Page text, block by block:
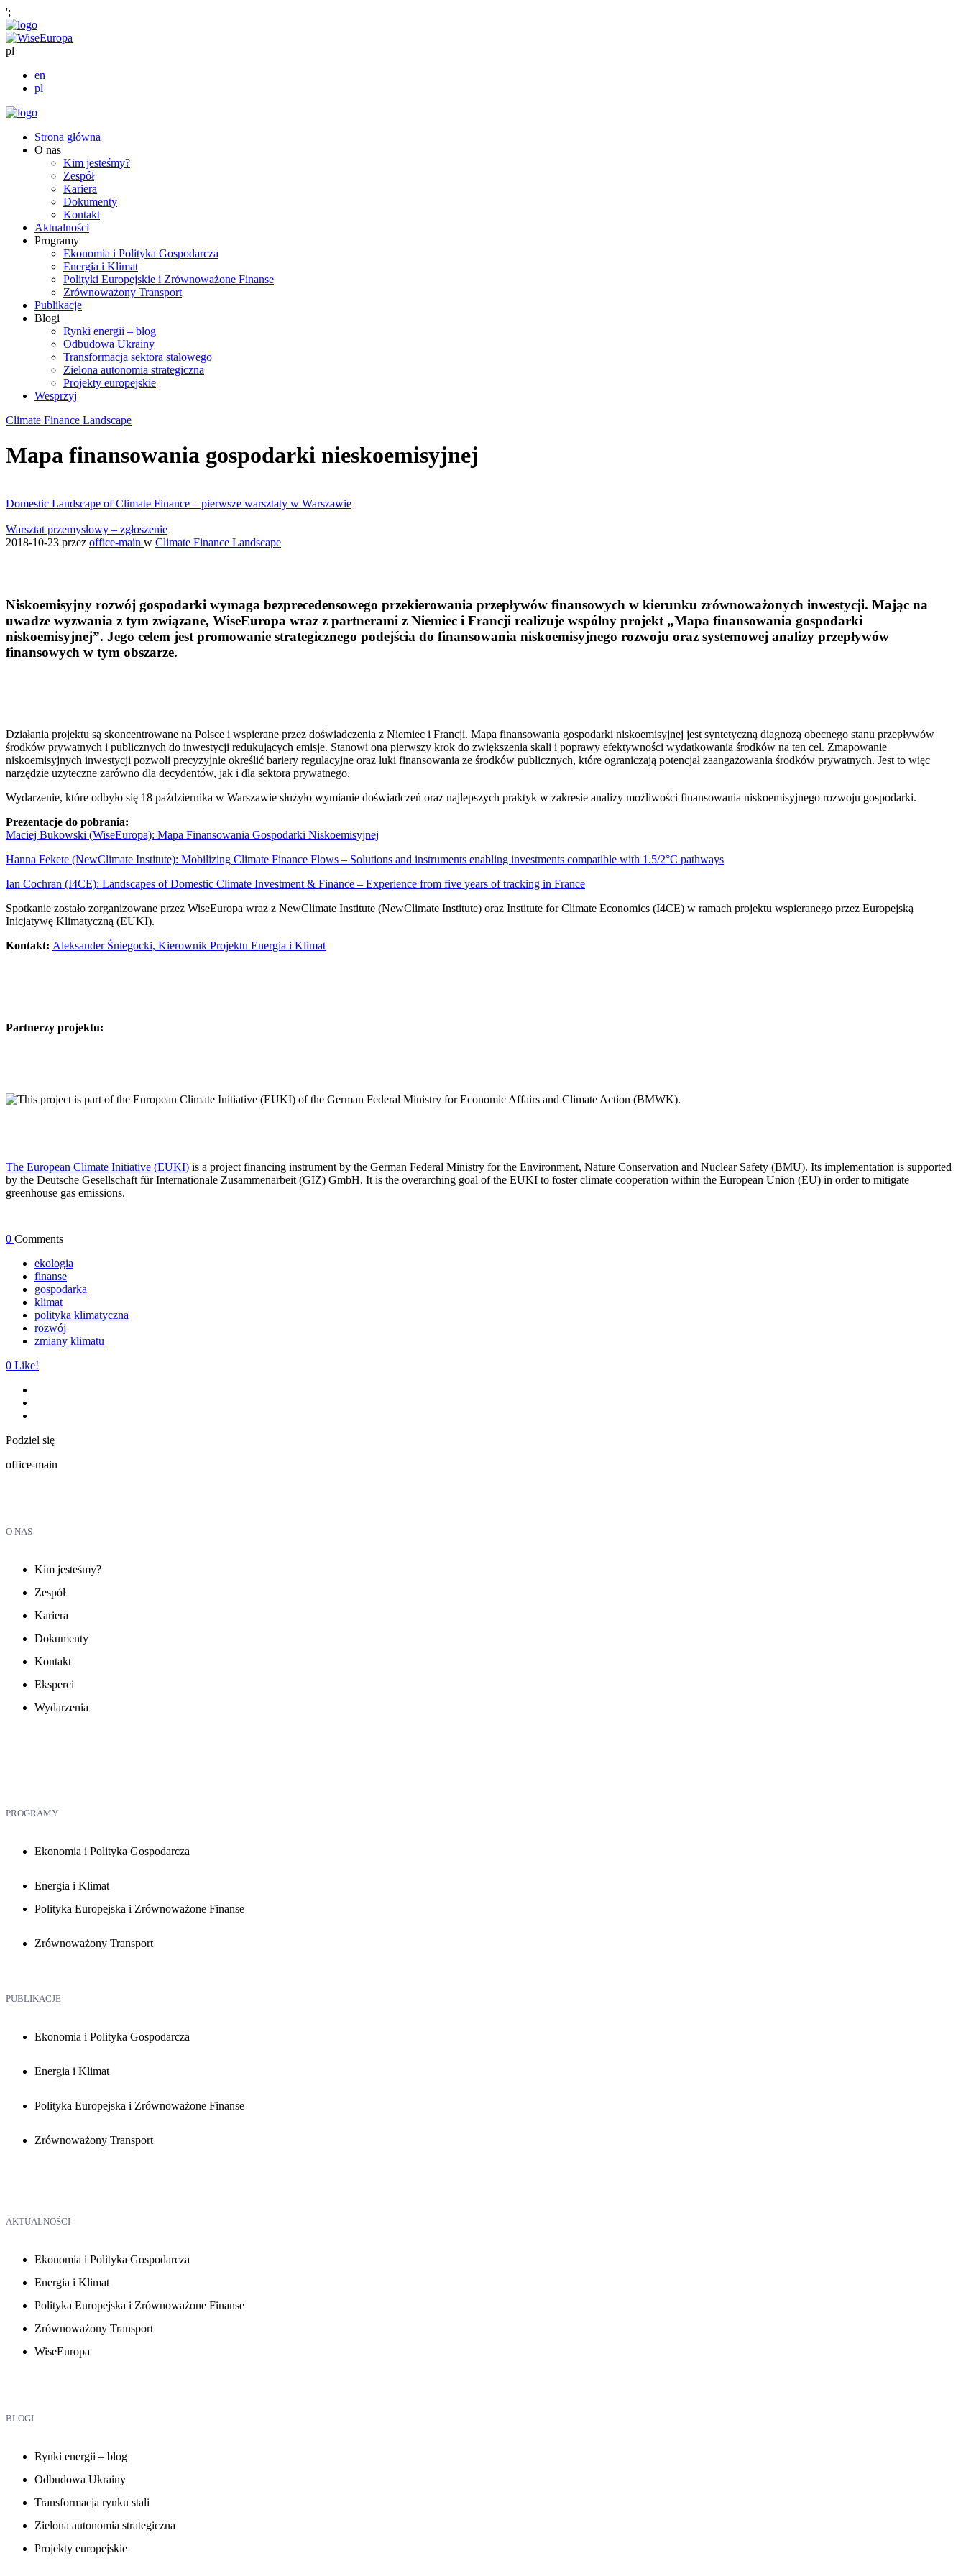
';
pl
en
pl
Strona główna
O nas
Kim jesteśmy?
Zespół
Kariera
Dokumenty
Kontakt
Aktualności
Programy
Ekonomia i Polityka Gospodarcza
Energia i Klimat
Polityki Europejskie i Zrównoważone Finanse
Zrównoważony Transport
Publikacje
Blogi
Rynki energii – blog
Odbudowa Ukrainy
Transformacja sektora stalowego
Zielona autonomia strategiczna
Projekty europejskie
Wesprzyj
Climate Finance Landscape
Mapa finansowania gospodarki nieskoemisyjnej
Domestic Landscape of Climate Finance – pierwsze warsztaty w Warszawie
Warsztat przemysłowy – zgłoszenie
2018-10-23 przez office-main w Climate Finance Landscape
Niskoemisyjny rozwój gospodarki wymaga bezprecedensowego przekierowania przepływów finansowych w kierunku zrównoważonych inwestycji. Mając na
uwadze wyzwania z tym związane, WiseEuropa wraz z partnerami z Niemiec i Francji realizuje wspólny projekt „Mapa finansowania gospodarki
niskoemisyjnej”. Jego celem jest promowanie strategicznego podejścia do finansowania niskoemisyjnego rozwoju oraz systemowej analizy przepływów
finansowych w tym obszarze.
Działania projektu są skoncentrowane na Polsce i wspierane przez doświadczenia z Niemiec i Francji. Mapa finansowania gospodarki niskoemisyjnej jest syntetyczną diagnozą obecnego stanu przepływów
środków prywatnych i publicznych do inwestycji redukujących emisje. Stanowi ona pierwszy krok do zwiększenia skali i poprawy efektywności wydatkowania środków na ten cel. Zmapowanie
niskoemisyjnych inwestycji pozwoli precyzyjnie określić bariery regulacyjne oraz luki finansowania ze środków publicznych, które ograniczają potencjał zaangażowania środków prywatnych. Jest to więc
narzędzie użyteczne zarówno dla decydentów, jak i dla sektora prywatnego.
Wydarzenie, które odbyło się 18 października w Warszawie służyło wymianie doświadczeń oraz najlepszych praktyk w zakresie analizy możliwości finansowania niskoemisyjnego rozwoju gospodarki.
Prezentacje do pobrania:
Maciej Bukowski (WiseEuropa): Mapa Finansowania Gospodarki Niskoemisyjnej
Hanna Fekete (NewClimate Institute): Mobilizing Climate Finance Flows – Solutions and instruments enabling investments compatible with 1.5/2°C pathways
Ian Cochran (I4CE): Landscapes of Domestic Climate Investment & Finance – Experience from five years of tracking in France
Spotkanie zostało zorganizowane przez WiseEuropa wraz z NewClimate Institute (NewClimate Institute) oraz Institute for Climate Economics (I4CE) w ramach projektu wspieranego przez Europejską
Inicjatywę Klimatyczną (EUKI).
Kontakt: Aleksander Śniegocki, Kierownik Projektu Energia i Klimat
Partnerzy projektu:
The European Climate Initiative (EUKI) is a project financing instrument by the German Federal Ministry for the Environment, Nature Conservation and Nuclear Safety (BMU). Its implementation is supported
by the Deutsche Gesellschaft für Internationale Zusammenarbeit (GIZ) GmbH. It is the overarching goal of the EUKI to foster climate cooperation within the European Union (EU) in order to mitigate
greenhouse gas emissions.
0 Comments
ekologia
finanse
gospodarka
klimat
polityka klimatyczna
rozwój
zmiany klimatu
0 Like!
Podziel się
office-main
O NAS
Kim jesteśmy?
Zespół
Kariera
Dokumenty
Kontakt
Eksperci
Wydarzenia
PROGRAMY
Ekonomia i Polityka Gospodarcza
Energia i Klimat
Polityka Europejska i Zrównoważone Finanse
Zrównoważony Transport
PUBLIKACJE
Ekonomia i Polityka Gospodarcza
Energia i Klimat
Polityka Europejska i Zrównoważone Finanse
Zrównoważony Transport
AKTUALNOŚCI
Ekonomia i Polityka Gospodarcza
Energia i Klimat
Polityka Europejska i Zrównoważone Finanse
Zrównoważony Transport
WiseEuropa
BLOGI
Rynki energii – blog
Odbudowa Ukrainy
Transformacja rynku stali
Zielona autonomia strategiczna
Projekty europejskie